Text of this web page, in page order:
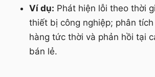
Ví dụ: Phát hiện lỗi theo thời
thiết bị công nghiệp; phân
hàng tức thời và phản hồi tại
bán lẻ.